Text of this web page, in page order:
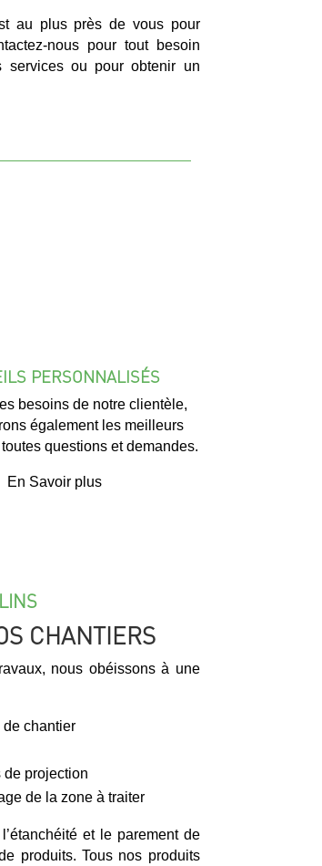
au plus près de vous pour
nous pour tout besoin
services ou pour obtenir un
PERSONNALISÉS
besoins de notre clientèle,
également les meilleurs
questions et demandes.
En Savoir plus
CHANTIERS
nous obéissons à une
chantier
de projection
de la zone à traiter
et le parement de
produits. Tous nos produits